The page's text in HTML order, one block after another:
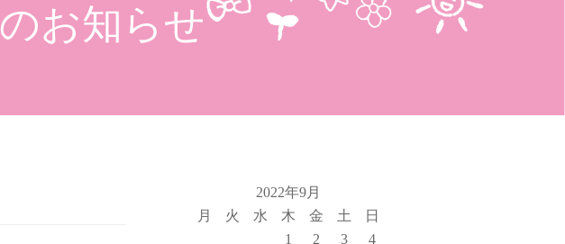
お知らせ
2022年9月
月
火 水 木 金 土
日
1
2 3
4